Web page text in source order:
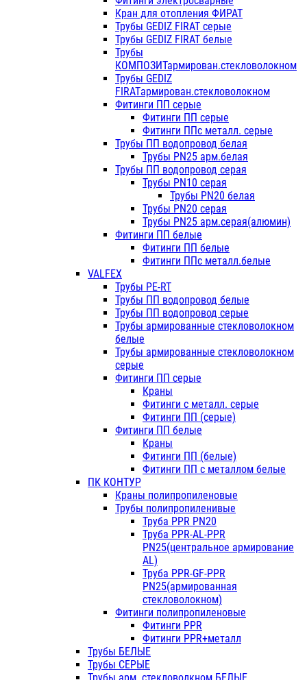
Кран для отопления ФИРАТ
Трубы GEDIZ FIRAT серые
Трубы GEDIZ FIRAT белые
Трубы
КОМПОЗИТармирован.стекловолокном
Трубы GEDIZ
FIRATармирован.стекловолокном
Фитинги ПП серые
Фитинги ПП серые
Фитинги ППс металл. серые
Трубы ПП водопровод белая
Трубы PN25 арм.белая
Трубы ПП водопровод серая
Трубы PN10 серая
Трубы PN20 белая
Трубы PN20 серая
Трубы PN25 арм.серая(алюмин)
Фитинги ПП белые
Фитинги ПП белые
Фитинги ППс металл.белые
VALFEX
Трубы PE-RT
Трубы ПП водопровод белые
Трубы ПП водопровод серые
Трубы армированные стекловолокном
белые
Трубы армированные стекловолокном
серые
Фитинги ПП серые
Краны
Фитинги с металл. серые
Фитинги ПП (серые)
Фитинги ПП белые
Краны
Фитинги ПП (белые)
Фитинги ПП с металлом белые
ПК КОНТУР
Краны полипропиленовые
Трубы полипропиленивые
Труба PPR PN20
Труба PPR-AL-PPR
PN25(центральное армирование
AL)
Труба PPR-GF-PPR
PN25(армированная
стекловолокном)
Фитинги полипропиленовые
Фитинги PPR
Фитинги PPR+металл
Трубы БЕЛЫЕ
Трубы СЕРЫЕ